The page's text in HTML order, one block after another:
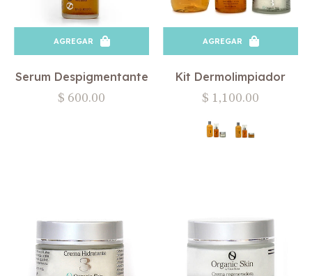
AGREGAR
Serum Despigmentante
Precio
$ 600.00
AGREGAR
Kit Dermolimpiador
Precio
habitual
$ 1,100.00